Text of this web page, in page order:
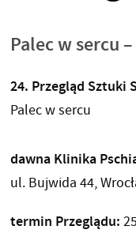
Palec w sercu
24. Przegląd Sztuki
Palec w sercu
dawna Klinika
ul. Bujwida 44,
termin Przeglądu: